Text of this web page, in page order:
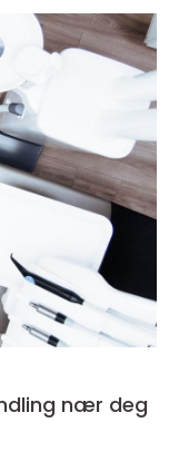
behandling nær deg